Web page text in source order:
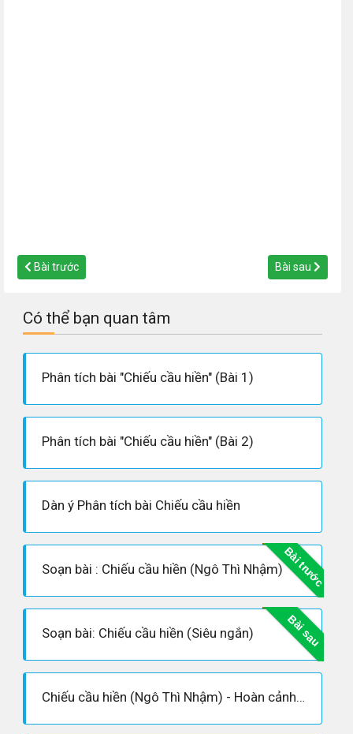
Bài trước Bài sau
Có thể bạn quan tâm
Phân tích bài "Chiếu cầu hiền" (Bài 1)
Phân tích bài "Chiếu cầu hiền" (Bài 2)
Dàn ý Phân tích bài Chiếu cầu hiền
Bài trước
Soạn bài : Chiếu cầu hiền (Ngô Thì Nhậm)
Bài sau
Soạn bài: Chiếu cầu hiền (Siêu ngắn)
Chiếu cầu hiền (Ngô Thì Nhậm) - Hoàn cảnh sáng tác, Dàn ý phân tích tác phẩm